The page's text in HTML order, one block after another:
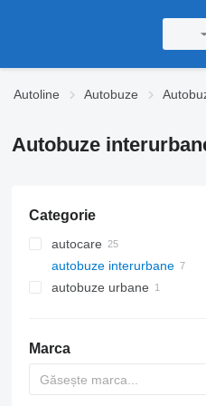
Autoline Autobuze
Autobuze
Categorie
autocare
autobuze interurbane
autobuze urbane
Marca